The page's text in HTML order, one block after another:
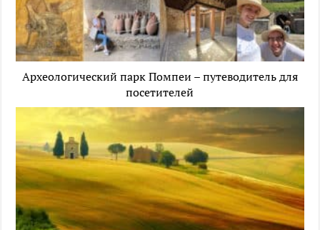
Археологический парк Помпеи – путеводитель для
посетителей